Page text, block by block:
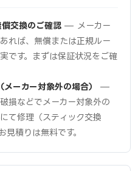
交換のご確認 — メーカー
れば、無償または正規ルー
です。まずは保証状況をご確
ーカー対象外の場合）
—
損などでメーカー対象外の
て修理（スティック交換
見積りは無料です。